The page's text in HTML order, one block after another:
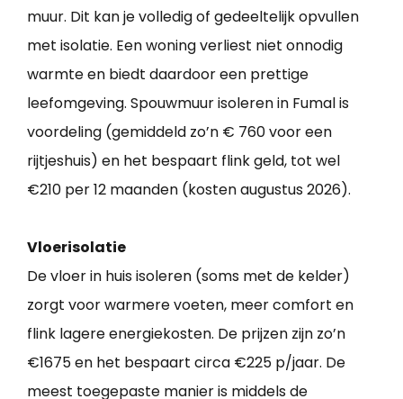
muur. Dit kan je volledig of gedeeltelijk opvullen
met isolatie. Een woning verliest niet onnodig
warmte en biedt daardoor een prettige
leefomgeving. Spouwmuur isoleren in Fumal is
voordeling (gemiddeld zo’n € 760 voor een
rijtjeshuis) en het bespaart flink geld, tot wel
€210 per 12 maanden (kosten augustus 2026).
Vloerisolatie
De vloer in huis isoleren (soms met de kelder)
zorgt voor warmere voeten, meer comfort en
flink lagere energiekosten. De prijzen zijn zo’n
€1675 en het bespaart circa €225 p/jaar. De
meest toegepaste manier is middels de